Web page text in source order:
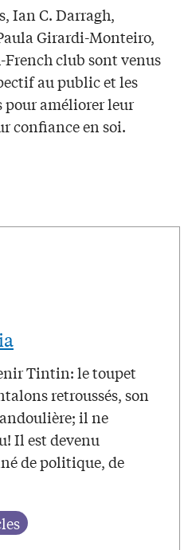
Ian C. Darragh,
Girardi-Monteiro,
club sont venus
au public et les
améliorer leur
confiance en soi.
Tintin: le toupet
retroussés, son
il ne
Il est devenu
de politique, de